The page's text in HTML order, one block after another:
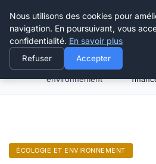
Happy Calyx Farmer
Écologie et
environnement
ÉCOLOGIE ET ENVIRONNEMENT
Nous utilisons des cookies pour
navigation. En poursuivant, vous
confidentialité. En savoir plus
Refuser Accepter